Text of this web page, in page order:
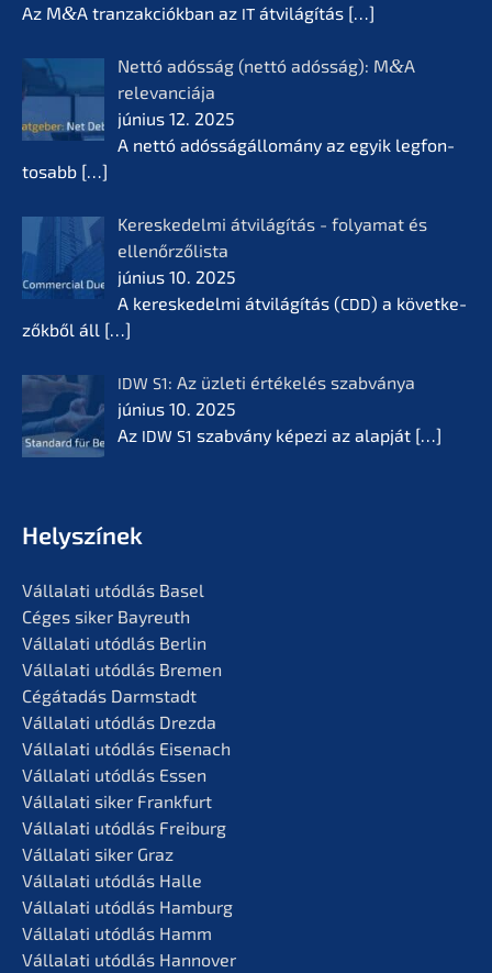
Az M&A tranzak­ciók­ban az IT átvilá­gí­tás […]
Nettó adósság (nettó adósság): M&A
relevan­ciá­ja
június 12. 2025
A nettó adóssá­gál­lomá­ny az egyik legfon­
tosabb […]
Keres­ke­del­mi átvilá­gí­tás - folyamat és
ellenőr­ző­lis­ta
június 10. 2025
A keres­ke­del­mi átvilá­gí­tás (CDD) a követ­ke­
zők­ből áll […]
IDW S1: Az üzleti értékelés szabvá­nya
június 10. 2025
Az IDW S1 szabvá­ny képezi az alapját […]
Helyszí­nek
Vállala­ti utódlás Basel
Céges siker Bayreuth
Vállala­ti utódlás Berlin
Vállala­ti utódlás Bremen
Cégáta­dás Darmstadt
Vállala­ti utódlás Drezda
Vállala­ti utódlás Eisenach
Vállala­ti utódlás Essen
Vállala­ti siker Frankfurt
Vállala­ti utódlás Freiburg
Vállala­ti siker Graz
Vállala­ti utódlás Halle
Vállala­ti utódlás Hamburg
Vállala­ti utódlás Hamm
Vállala­ti utódlás Hannover